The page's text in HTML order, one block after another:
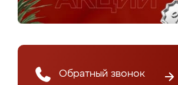
Обратный звонок